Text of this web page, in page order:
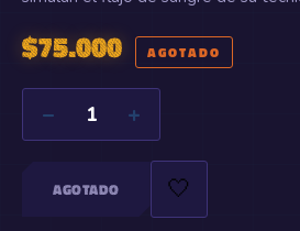
$75.000 AGOTADO
− 1 +
AGOTADO 🤍